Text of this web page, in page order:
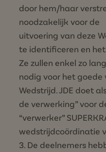
door hem/haar
noodzakelijk voor de
uitvoering van deze
te identificeren en
Ze zullen enkel zo
nodig voor het goede
Wedstrijd. JDE doet
de verwerking” voor
“verwerker”
wedstrijdcoördinatie
De deelnemers